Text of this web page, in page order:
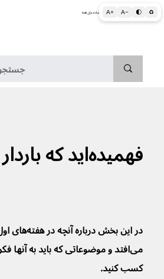
A+ A− 🌓 ♻ اطلاعات پزشکی و بهداشتی به زبان ساده برای همه
فهمیده‌اید که باردار هستید
در این بخش
می‌افتد و موضوعاتی که باید به آنها
کسب کنید.